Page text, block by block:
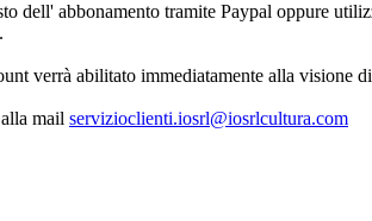
dell' abbonamento tramite Paypal oppure
verrà abilitato immediatamente alla visione
mail servizioclienti.iosrl@iosrlcultura.com